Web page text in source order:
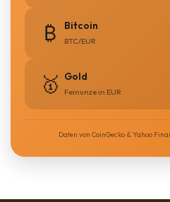
₿ Bitcoin
BTC/EUR
🥇 Gold
Feinunze in EUR
Daten von CoinGecko & Yahoo